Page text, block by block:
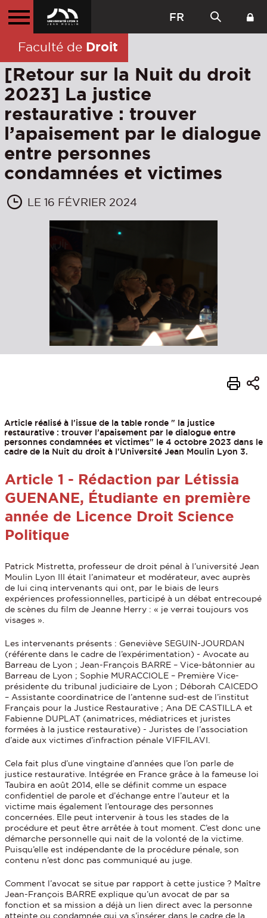
FR
Faculté de Droit
[Retour sur la Nuit du droit
2023] La justice
restaurative : trouver
l’apaisement par le dialogue
entre personnes
condamnées et victimes
LE 16 FÉVRIER 2024
Article réalisé à l'issue de la table ronde " la justice
restaurative : trouver l’apaisement par le dialogue entre
personnes condamnées et victimes" le 4 octobre 2023 dans le
cadre de la Nuit du droit à l'Université Jean Moulin Lyon 3.
Article 1 - Rédaction par Létissia
GUENANE, Étudiante en première
année de Licence Droit Science
Politique
Patrick Mistretta, professeur de droit pénal à l’université Jean
Moulin Lyon III était l’animateur et modérateur, avec auprès
de lui cinq intervenants qui ont, par le biais de leurs
expériences professionnelles, participé à un débat entrecoupé
de scènes du film de Jeanne Herry : « je verrai toujours vos
visages ».
Les intervenants présents : Geneviève SEGUIN-JOURDAN
(référente dans le cadre de l’expérimentation) - Avocate au
Barreau de Lyon ; Jean-François BARRE – Vice-bâtonnier au
Barreau de Lyon ; Sophie MURACCIOLE – Première Vice-
présidente du tribunal judiciaire de Lyon ; Déborah CAICEDO
– Assistante coordinatrice de l’antenne sud-est de l’institut
Français pour la Justice Restaurative ; Ana DE CASTILLA et
Fabienne DUPLAT (animatrices, médiatrices et juristes
formées à la justice restaurative) - Juristes de l’association
d’aide aux victimes d’infraction pénale VIFFILAVI.
Cela fait plus d’une vingtaine d’années que l’on parle de
justice restaurative. Intégrée en France grâce à la fameuse loi
Taubira en août 2014, elle se définit comme un espace
confidentiel de parole et d’échange entre l’auteur et la
victime mais également l’entourage des personnes
concernées. Elle peut intervenir à tous les stades de la
procédure et peut être arrêtée à tout moment. C’est donc une
démarche personnelle qui nait de la volonté de la victime.
Puisqu’elle est indépendante de la procédure pénale, son
contenu n’est donc pas communiqué au juge.
Comment l’avocat se situe par rapport à cette justice ? Maître
Jean-François BARRE explique qu’un avocat de par sa
fonction et sa mission a déjà un lien direct avec la personne
atteinte ou condamnée qui va s’insérer dans le cadre de la